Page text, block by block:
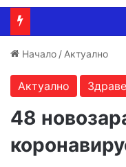
Начало / Актуално
Актуално Здраве
48